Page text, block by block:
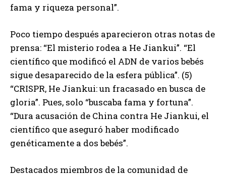
fama y riqueza personal”.
Poco tiempo después aparecieron otras notas de
prensa: “El misterio rodea a He Jiankui”. “El
científico que modificó el ADN de varios bebés
sigue desaparecido de la esfera pública”. (5)
“CRISPR, He Jiankui: un fracasado en busca de
gloria”. Pues, solo “buscaba fama y fortuna”.
“Dura acusación de China contra He Jiankui, el
científico que aseguró haber modificado
genéticamente a dos bebés”.
Destacados miembros de la comunidad de